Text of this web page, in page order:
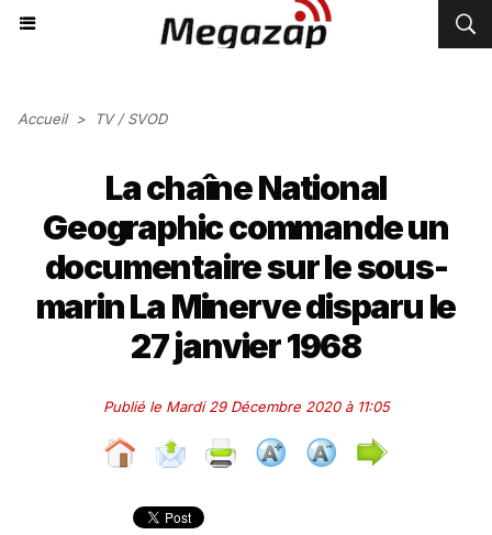
Accueil > TV / SVOD
La chaîne National
Geographic commande un
documentaire sur le sous-
marin La Minerve disparu le
27 janvier 1968
Publié le Mardi 29 Décembre 2020 à 11:05